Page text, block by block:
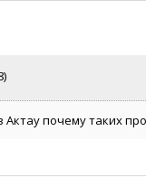
почему таких